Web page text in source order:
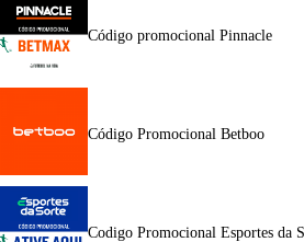
Código promocional Pinnacle
Código Promocional Betboo
Codigo Promocional Esportes da